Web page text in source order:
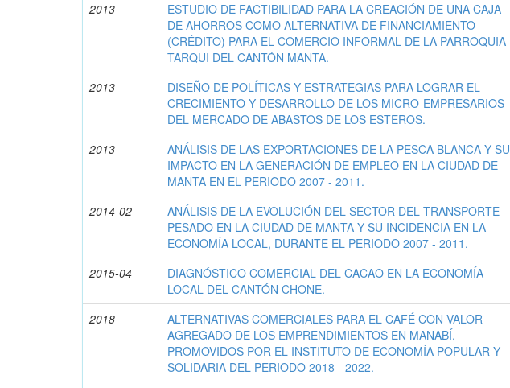
2013
ESTUDIO DE FACTIBILIDAD PARA LA CREACIÓN DE UNA CAJA
DE AHORROS COMO ALTERNATIVA DE FINANCIAMIENTO
(CRÉDITO) PARA EL COMERCIO INFORMAL DE LA PARROQUIA
TARQUI DEL CANTÓN MANTA.
2013
DISEÑO DE POLÍTICAS Y ESTRATEGIAS PARA LOGRAR EL
CRECIMIENTO Y DESARROLLO DE LOS MICRO-EMPRESARIOS
DEL MERCADO DE ABASTOS DE LOS ESTEROS.
2013
ANÁLISIS DE LAS EXPORTACIONES DE LA PESCA BLANCA Y SU
IMPACTO EN LA GENERACIÓN DE EMPLEO EN LA CIUDAD DE
MANTA EN EL PERIODO 2007 - 2011.
2014-02
ANÁLISIS DE LA EVOLUCIÓN DEL SECTOR DEL TRANSPORTE
PESADO EN LA CIUDAD DE MANTA Y SU INCIDENCIA EN LA
ECONOMÍA LOCAL, DURANTE EL PERIODO 2007 - 2011.
2015-04
DIAGNÓSTICO COMERCIAL DEL CACAO EN LA ECONOMÍA
LOCAL DEL CANTÓN CHONE.
2018
ALTERNATIVAS COMERCIALES PARA EL CAFÉ CON VALOR
AGREGADO DE LOS EMPRENDIMIENTOS EN MANABÍ,
PROMOVIDOS POR EL INSTITUTO DE ECONOMÍA POPULAR Y
SOLIDARIA DEL PERIODO 2018 - 2022.